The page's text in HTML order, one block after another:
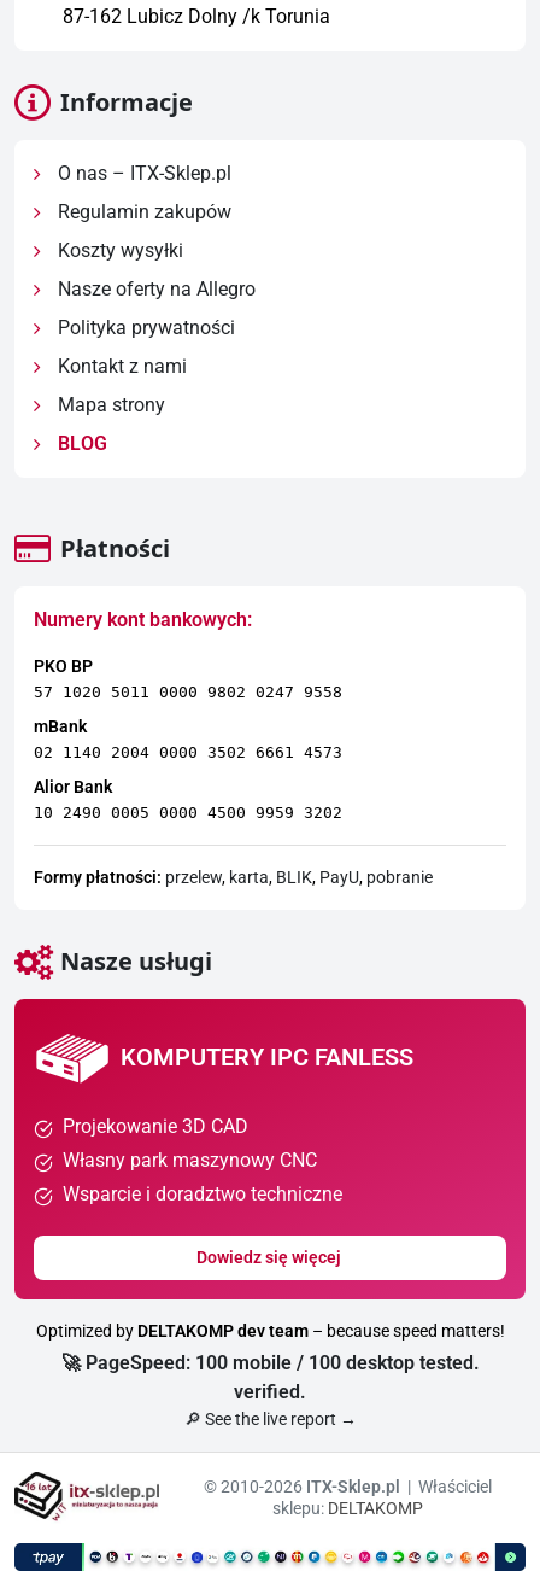
87-162 Lubicz Dolny /k Torunia
Informacje
O nas – ITX-Sklep.pl
Regulamin zakupów
Koszty wysyłki
Nasze oferty na Allegro
Polityka prywatności
Kontakt z nami
Mapa strony
BLOG
Płatności
Numery kont bankowych:
PKO BP
57 1020 5011 0000 9802 0247 9558
mBank
02 1140 2004 0000 3502 6661 4573
Alior Bank
10 2490 0005 0000 4500 9959 3202
Formy płatności: przelew, karta, BLIK, PayU, pobranie
Nasze usługi
KOMPUTERY IPC FANLESS
Projekowanie 3D CAD
Własny park maszynowy CNC
Wsparcie i doradztwo techniczne
Dowiedz się więcej
Optimized by DELTAKOMP dev team– because speed matters!
🚀 PageSpeed: 100 mobile / 100 desktop tested.
verified.
🔎 See the live report →
© 2010-2026 ITX-Sklep.pl
| Właściciel
sklepu: DELTAKOMP